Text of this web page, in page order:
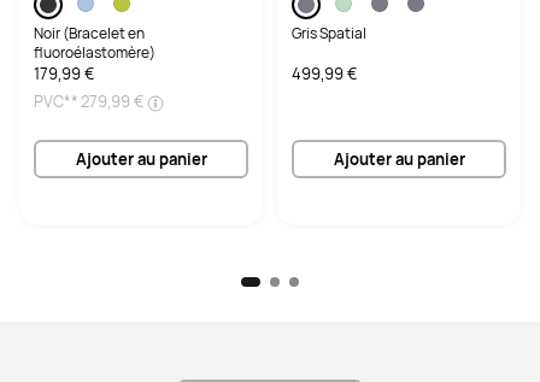
Noir (Bracelet en
fluoroélastomère)
179,99 €
PVC**279,99 €
Ajouter au panier
Gris Spatial
499,99 €
Ajouter au panier